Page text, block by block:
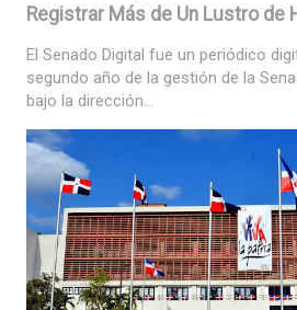
Registrar Más de Un Lustro de
El Senado Digital fue un periódico
segundo año de la gestión de la
bajo la dirección...